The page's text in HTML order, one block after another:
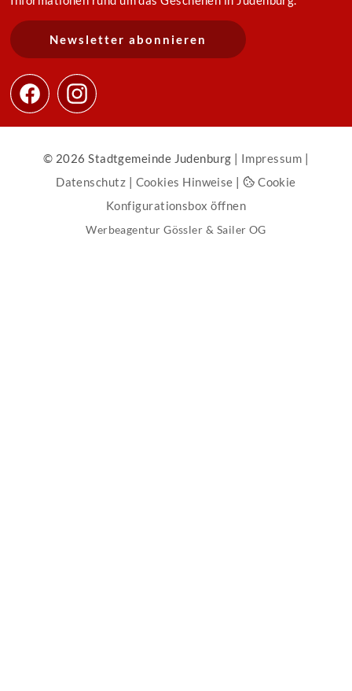
Newsletter abonnieren
© 2026 Stadtgemeinde Judenburg | Impressum |
Datenschutz | Cookies Hinweise |
Cookie
Konfigurationsbox öffnen
Werbeagentur Gössler & Sailer OG